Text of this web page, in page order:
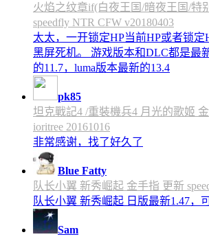
火焰之纹章if(白夜王国/暗夜王国/特
speedfly NTR CFW v20180403
太太，一开锁定HP当前HP或者锁定
黑屏死机。 游戏版本和DLC都是最
的11.7，luma版本最新的13.4
pk85
坦克戰記4 /重裝機兵4 月光的歌姬
ioritree 20161016
非常感谢，找了好久了
Blue Fatty
队长小翼 新秀崛起 金手指 更新
队长小翼 新秀崛起 日版最新1.47，
Sam